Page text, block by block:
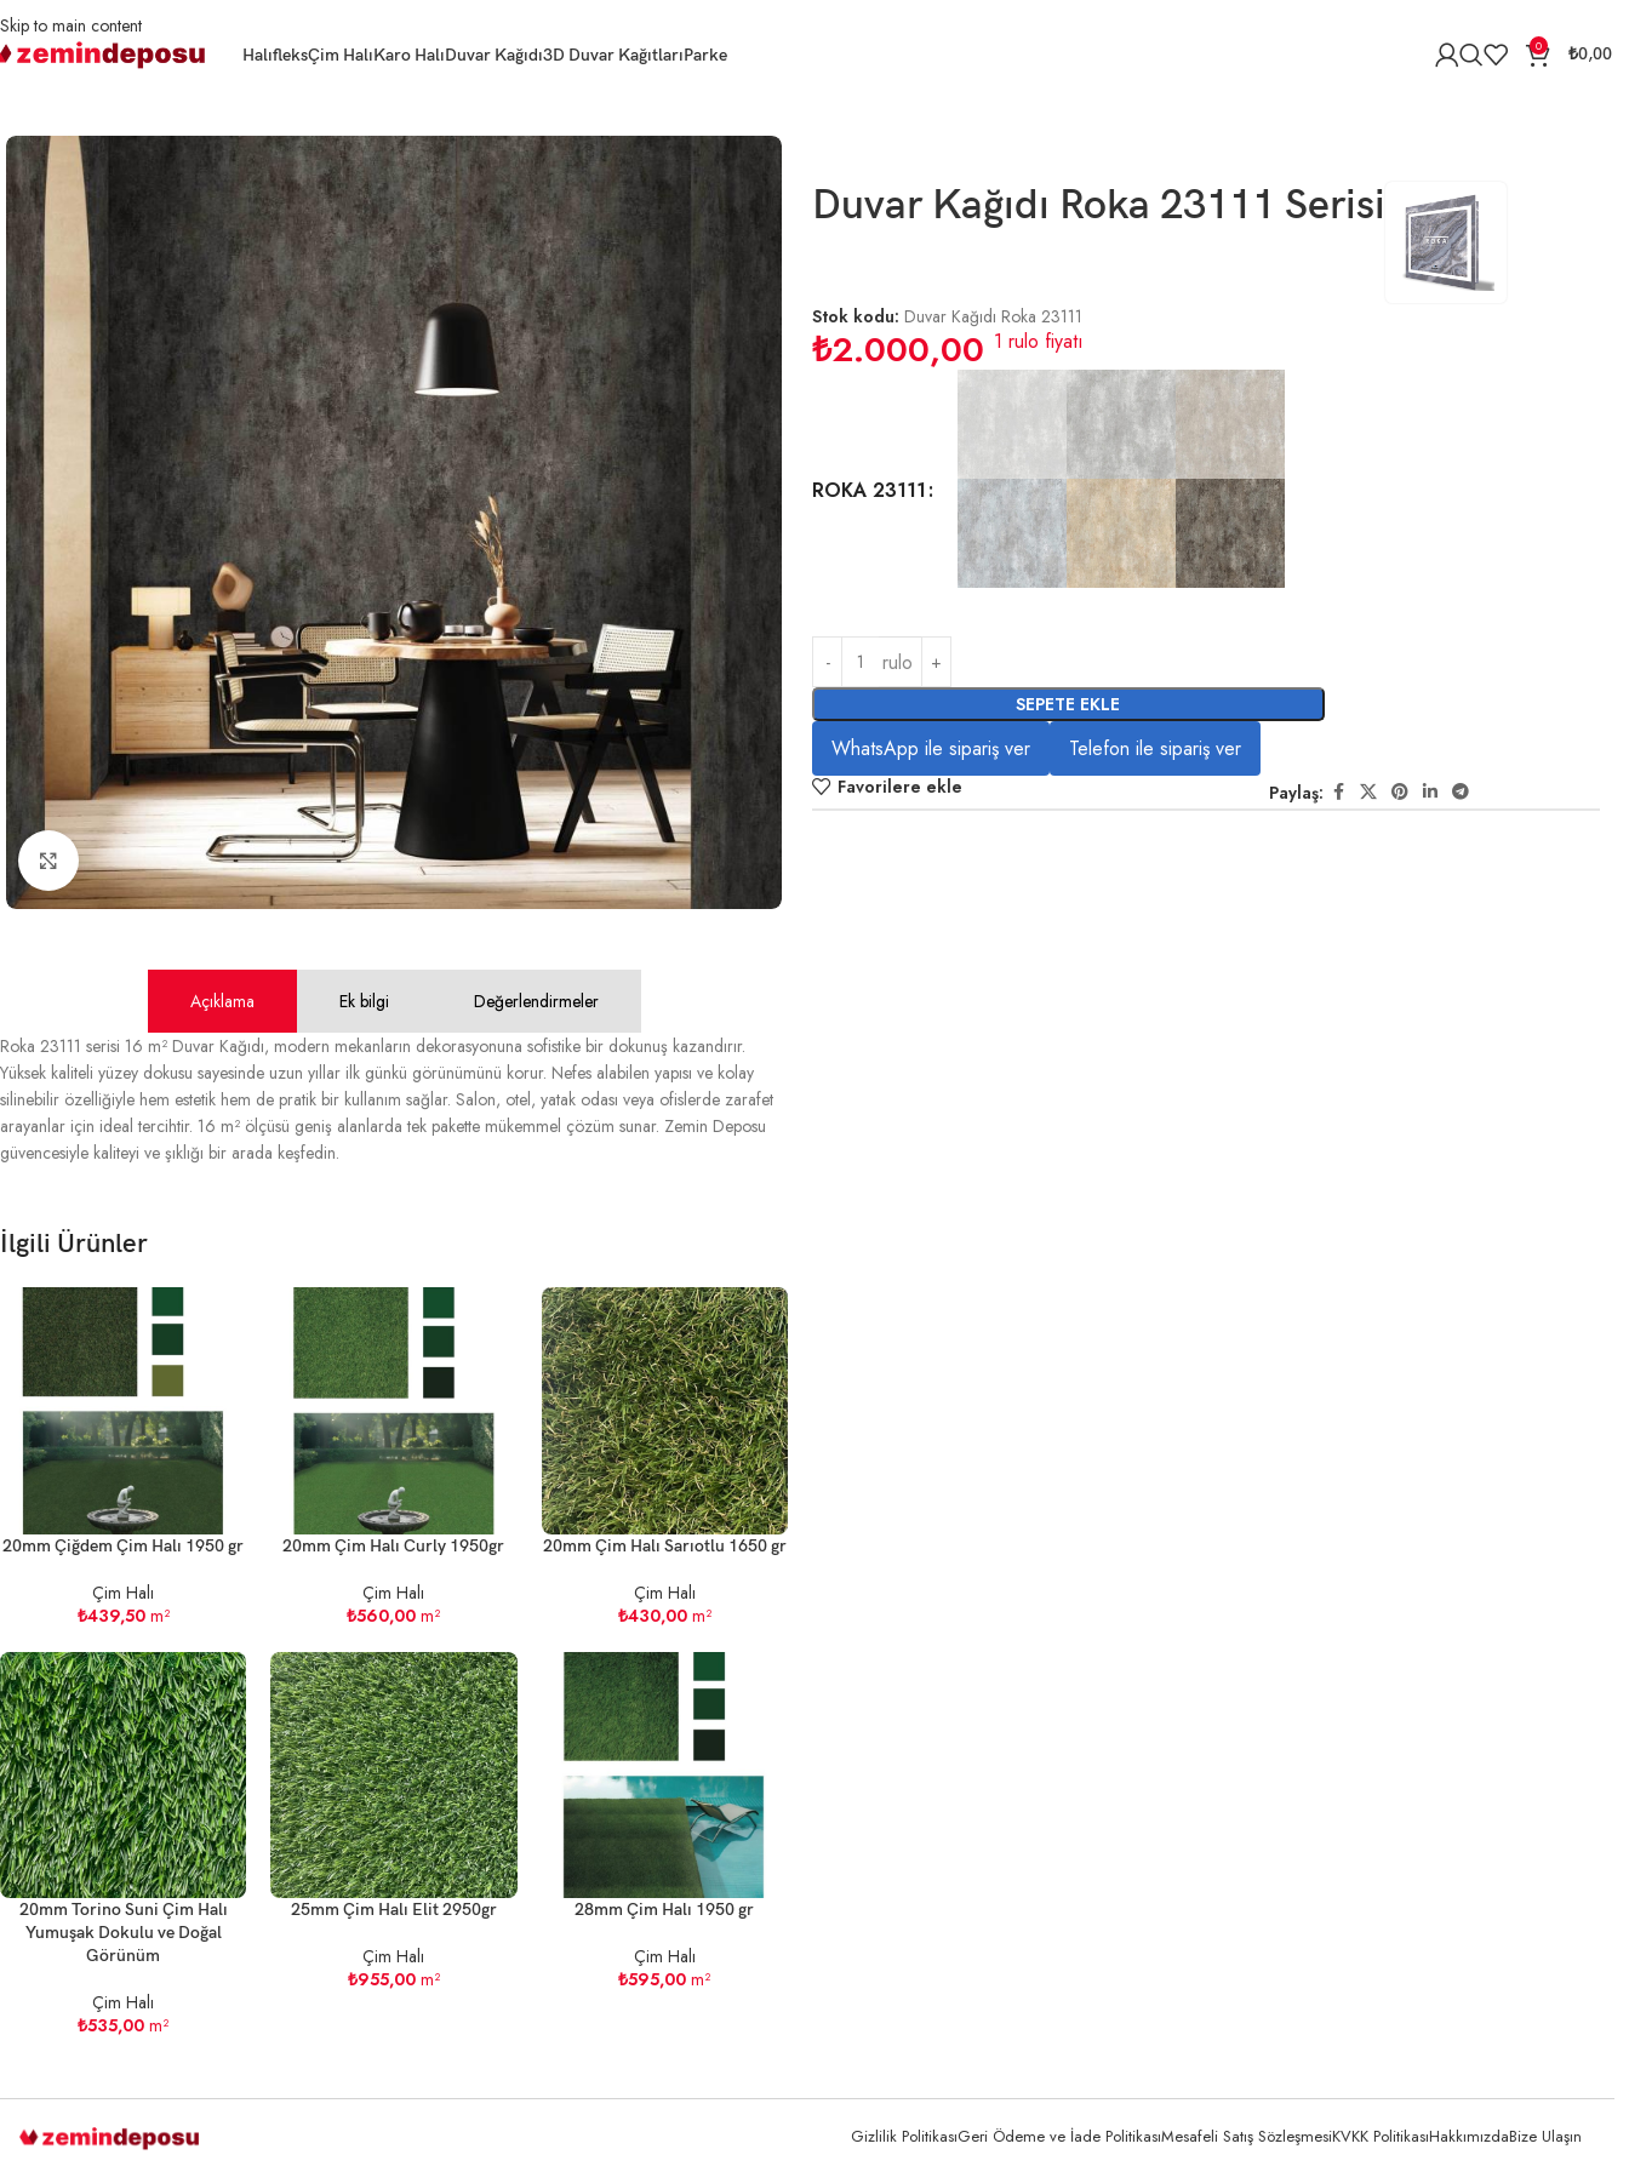
Skip to main content
HalıfleksÇim HalıKaro HalıDuvar Kağıdı3D Duvar KağıtlarıParke 0 ₺0,00
Büyütmek için tıklayın
Duvar Kağıdı Roka 23111 Serisi
Stok kodu: Duvar Kağıdı Roka 23111
₺2.000,00 1 rulo fiyatı
ROKA 23111
rulo
SEPETE EKLE
WhatsApp ile sipariş ver Telefon ile sipariş ver
Favorilere ekle Paylaş:
Açıklama Ek bilgi
Değerlendirmeler
Roka 23111 serisi 16 m² Duvar Kağıdı, modern mekanların dekorasyonuna sofistike bir dokunuş kazandırır.
Yüksek kaliteli yüzey dokusu sayesinde uzun yıllar ilk günkü görünümünü korur. Nefes alabilen yapısı ve kolay
silinebilir özelliğiyle hem estetik hem de pratik bir kullanım sağlar. Salon, otel, yatak odası veya ofislerde zarafet
arayanlar için ideal tercihtir. 16 m² ölçüsü geniş alanlarda tek pakette mükemmel çözüm sunar. Zemin Deposu
güvencesiyle kaliteyi ve şıklığı bir arada keşfedin.
İlgili Ürünler
20mm Çiğdem Çim Halı 1950 gr
Çim Halı
₺439,50m²
20mm Çim Halı Curly 1950gr
Çim Halı
₺560,00 m²
20mm Çim Halı Sarıotlu 1650 gr
Çim Halı
₺430,00m²
20mm Torino Suni Çim Halı
Yumuşak Dokulu ve Doğal
Görünüm
Çim Halı
₺535,00 m²
25mm Çim Halı Elit 2950gr
Çim Halı
₺955,00m²
28mm Çim Halı 1950 gr
Çim Halı
₺595,00 m²
Gizlilik PolitikasıGeri Ödeme ve İade PolitikasıMesafeli Satış SözleşmesiKVKK PolitikasıHakkımızdaBize Ulaşın